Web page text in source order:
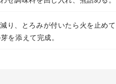
り、とろみが付いたら火を止め
を添えて完成。